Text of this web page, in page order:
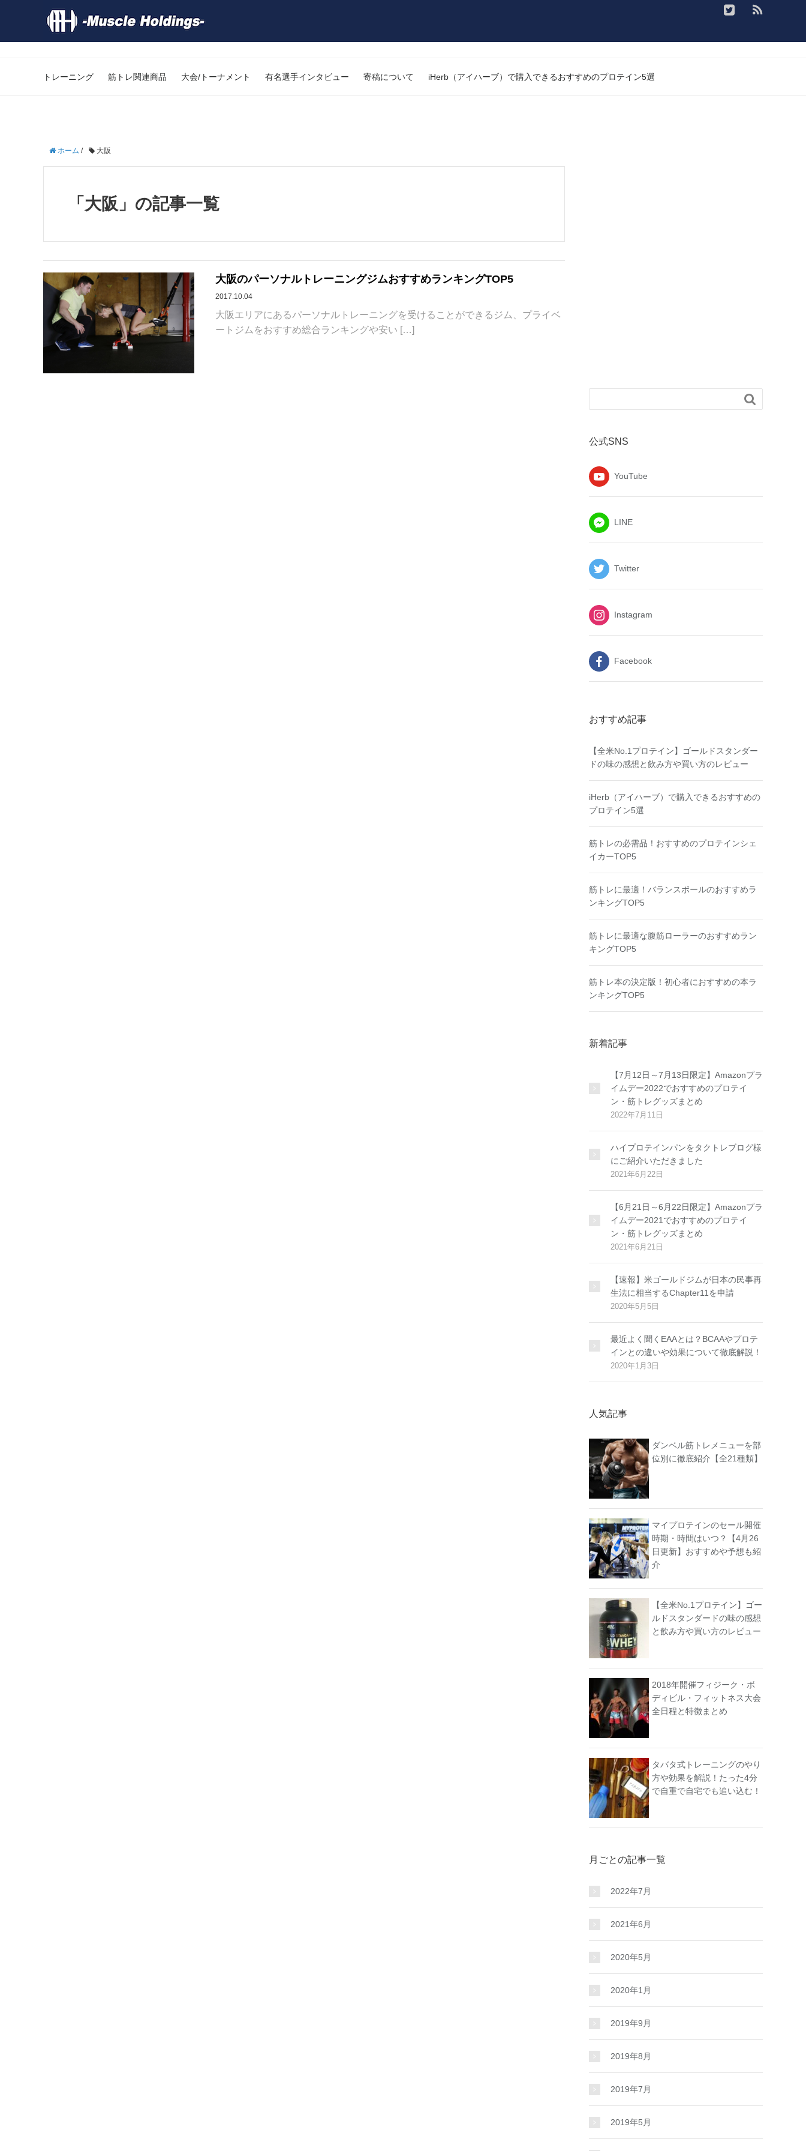
トレーニング 筋トレ関連商品 大会/トーナメント 有名選手インタビュー 寄稿について iHerb（アイハーブ）で購入できるおすすめのプロテイン5選
ホーム / 大阪
「大阪」の記事一覧
大阪のパーソナルトレーニングジムおすすめランキングTOP5
2017.10.04
大阪エリアにあるパーソナルトレーニングを受けることができるジム、プライベ
ートジムをおすすめ総合ランキングや安い […]

公式SNS
YouTube
LINE
Twitter
Instagram
Facebook
おすすめ記事
【全米No.1プロテイン】ゴールドスタンダー
ドの味の感想と飲み方や買い方のレビュー
iHerb（アイハーブ）で購入できるおすすめの
プロテイン5選
筋トレの必需品！おすすめのプロテインシェ
イカーTOP5
筋トレに最適！バランスボールのおすすめラ
ンキングTOP5
筋トレに最適な腹筋ローラーのおすすめラン
キングTOP5
筋トレ本の決定版！初心者におすすめの本ラ
ンキングTOP5
新着記事
【7月12日～7月13日限定】Amazonプラ
イムデー2022でおすすめのプロテイ
ン・筋トレグッズまとめ
2022年7月11日
ハイプロテインパンをタクトレブログ様
にご紹介いただきました
2021年6月22日
【6月21日～6月22日限定】Amazonプラ
イムデー2021でおすすめのプロテイ
ン・筋トレグッズまとめ
2021年6月21日
【速報】米ゴールドジムが日本の民事再
生法に相当するChapter11を申請
2020年5月5日
最近よく聞くEAAとは？BCAAやプロテ
インとの違いや効果について徹底解説！
2020年1月3日
人気記事
ダンベル筋トレメニューを部
位別に徹底紹介【全21種類】
マイプロテインのセール開催
時期・時間はいつ？【4月26
日更新】おすすめや予想も紹
介
【全米No.1プロテイン】ゴー
ルドスタンダードの味の感想
と飲み方や買い方のレビュー
2018年開催フィジーク・ボ
ディビル・フィットネス大会
全日程と特徴まとめ
タバタ式トレーニングのやり
方や効果を解説！たった4分
で自重で自宅でも追い込む！
月ごとの記事一覧
2022年7月
2021年6月
2020年5月
2020年1月
2019年9月
2019年8月
2019年7月
2019年5月